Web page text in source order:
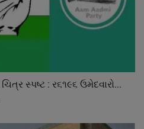
સ્પષ્ટ : ર૬૧૯૬ ઉમેદવારો...